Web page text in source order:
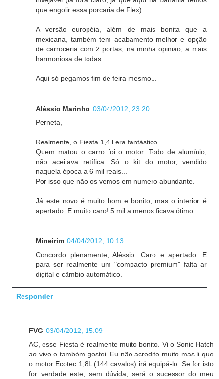
que engolir essa porcaria de Flex).
A versão européia, além de mais bonita que a
mexicana, também tem acabamento melhor e opção
de carroceria com 2 portas, na minha opinião, a mais
harmoniosa de todas.
Aqui só pegamos fim de feira mesmo...
Aléssio Marinho 03/04/2012, 23:20
Perneta,
Realmente, o Fiesta 1,4 l era fantástico.
Quem matou o carro foi o motor. Todo de alumínio,
não aceitava retífica. Só o kit do motor, vendido
naquela época a 6 mil reais...
Por isso que não os vemos em numero abundante.
Já este novo é muito bom e bonito, mas o interior é
apertado. E muito caro! 5 mil a menos ficava ótimo.
Mineirim 04/04/2012, 10:13
Concordo plenamente, Aléssio. Caro e apertado. E
para ser realmente um "compacto premium" falta ar
digital e câmbio automático.
Responder
FVG 03/04/2012, 15:09
AC, esse Fiesta é realmente muito bonito. Vi o Sonic Hatch
ao vivo e também gostei. Eu não acredito muito mas li que
o motor Ecotec 1,8L (144 cavalos) irá equipá-lo. Se for isto
for verdade este, sem dúvida, será o sucessor do meu